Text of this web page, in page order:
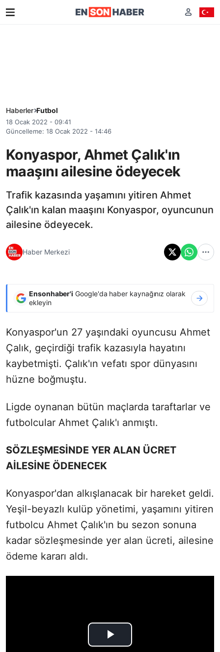
Haberler Futbol
18 Ocak 2022 - 09:41
Güncelleme: 18 Ocak 2022 - 14:46
Konyaspor, Ahmet Çalık'ın
maaşını ailesine ödeyecek
Trafik kazasında yaşamını yitiren Ahmet
Çalık'ın kalan maaşını Konyaspor, oyuncunun
ailesine ödeyecek.
Haber Merkezi
Ensonhaber'i Google'da haber kaynağınız olarak
ekleyin
Konyaspor'un 27 yaşındaki oyuncusu Ahmet
Çalık, geçirdiği trafik kazasıyla hayatını
kaybetmişti. Çalık'ın vefatı spor dünyasını
hüzne boğmuştu.
Ligde oynanan bütün maçlarda taraftarlar ve
futbolcular Ahmet Çalık'ı anmıştı.
SÖZLEŞMESİNDE YER ALAN ÜCRET
AİLESİNE ÖDENECEK
Konyaspor'dan alkışlanacak bir hareket geldi.
Yeşil-beyazlı kulüp yönetimi, yaşamını yitiren
futbolcu Ahmet Çalık'ın bu sezon sonuna
kadar sözleşmesinde yer alan ücreti, ailesine
ödeme kararı aldı.